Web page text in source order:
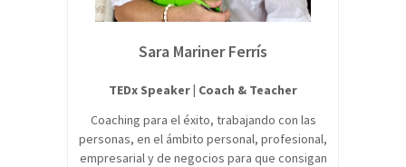
Sara Mariner Ferrís
TEDx Speaker | Coach & Teacher
Coaching para el éxito, trabajando con las
personas, en el ámbito personal, profesional,
empresarial y de negocios para que consigan